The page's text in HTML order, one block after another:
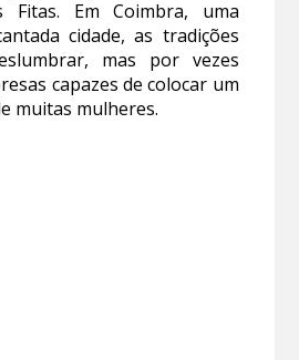
Fitas. Em Coimbra, uma
cidade, as tradições
mas por vezes
capazes de colocar um
muitas mulheres.